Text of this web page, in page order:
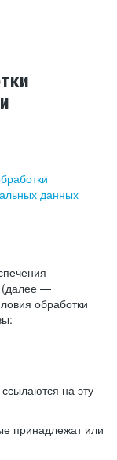
данных
(далее —
обработки
на эту
принадлежат или